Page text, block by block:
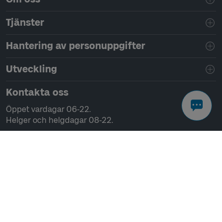
Tjänster
Hantering av personuppgifter
Utveckling
Kontakta oss
Öppet vardagar 06-22.
Helger och helgdagar 08-22.